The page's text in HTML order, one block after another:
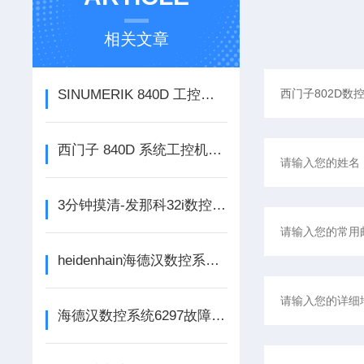
相关文章
SINUMERIK 840D 工控单元频繁死机、画面定格故障维修 上海就近上门检修
西门子 840D 系统工控机死机维修｜SINUMERIK 数控系统卡顿死机故障排查修复
3分钟摸清-发那科32i数控屏都有哪些常见报警代码
heidenhain海德汉数控系统维修368故障代码修理手册
海德汉数控系统6297故障代码维修公司